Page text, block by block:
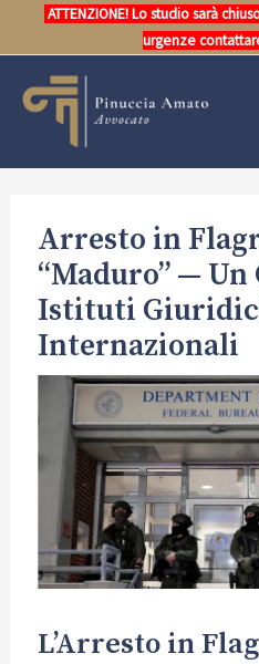
ATTENZIONE! Lo studio sarà
urgenze
Arresto in
“Maduro” —
Istituti
Internazionali
L’Arresto in